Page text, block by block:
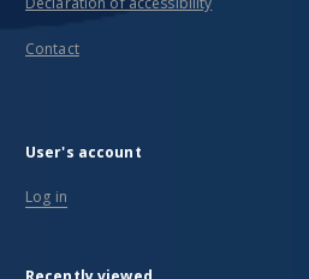
Contact
User's account
Log in